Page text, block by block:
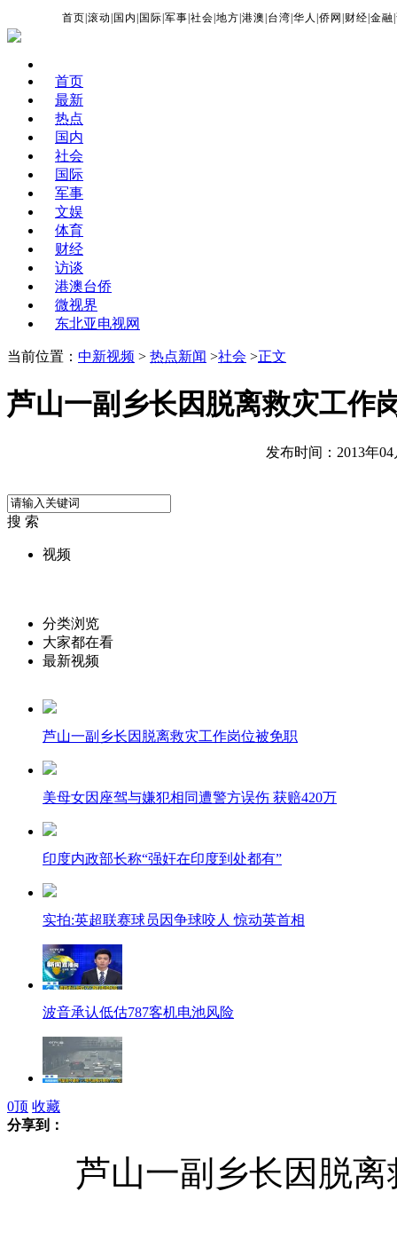
首页 |滚动 国内 国际 |军事 |社会 |地方 |港澳 台湾 |华人 |侨网 财经 |金融 |
首页
最新
热点
国内
社会
国际
军事
文娱
体育
财经
访谈
港澳台侨
微视界
东北亚电视网
当前位置： 中新视频 > 热点新闻 >社会 >正文
芦山一副乡长因脱离救灾工作
发布时间：2013年04
搜 索
视频
分类浏览
大家都在看
最新视频
芦山一副乡长因脱离救灾工作岗位被免职
美母女因座驾与嫌犯相同遭警方误伤 获赔420万
印度内政部长称“强奸在印度到处都有”
实拍:英超联赛球员因争球咬人 惊动英首相
波音承认低估787客机电池风险
汽柴油调价 90号汽油每升降价0.29元
0顶 收藏
分享到：
芦山一副乡长因脱离